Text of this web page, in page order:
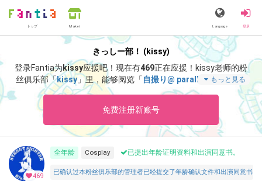
トップ Market Language 登录
きっしー部！ (kissy)
登录Fantia为kissy应援吧！ 现在有469正在应援！ kissy老师的粉
丝俱乐部「kissy」里，能够阅览「 自撮り@ parallel撮影会💖」
等特别内容。
もっと見る
免费注册新账号
469
全年龄 Cosplay 已提出年龄证明资料和出演同意书。
已确认过本粉丝俱乐部的管理者已经提交了年龄确认文件和出演同意